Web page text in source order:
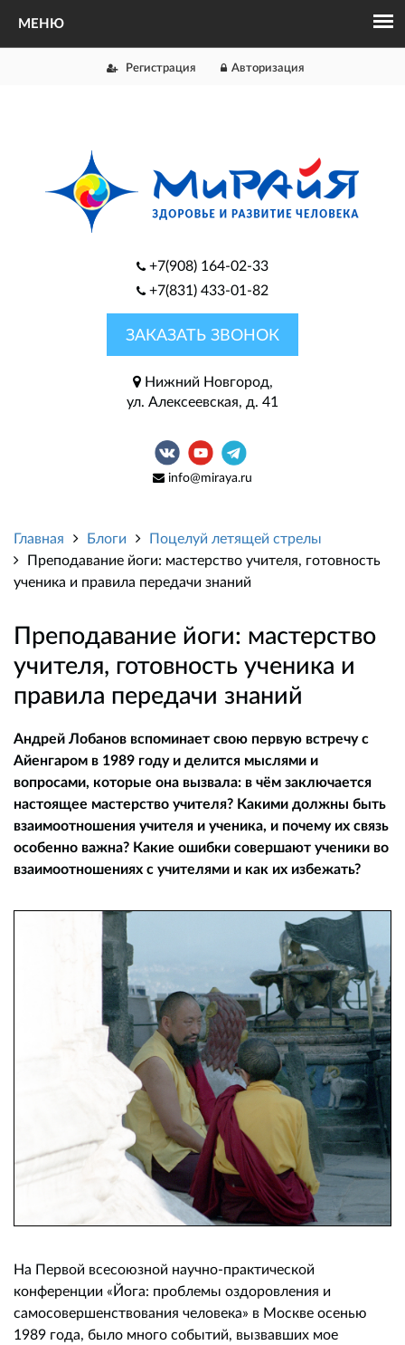
Регистрация Авторизация
+7(908) 164-02-33
+7(831) 433-01-82
ЗАКАЗАТЬ ЗВОНОК
Нижний Новгород,
ул. Алексеевская, д. 41
info@miraya.ru
Главная Блоги
Поцелуй летящей стрелы
Преподавание йоги: мастерство учителя, готовность
ученика и правила передачи знаний
Преподавание йоги: мастерство
учителя, готовность ученика и
правила передачи знаний
Андрей Лобанов вспоминает свою первую встречу с
Айенгаром в 1989 году и делится мыслями и
вопросами, которые она вызвала: в чём заключается
настоящее мастерство учителя? Какими должны быть
взаимоотношения учителя и ученика, и почему их связь
особенно важна? Какие ошибки совершают ученики во
взаимоотношениях с учителями и как их избежать?
На Первой всесоюзной научно-практической
конференции «Йога: проблемы оздоровления и
самосовершенствования человека» в Москве осенью
1989 года, было много событий, вызвавших мое